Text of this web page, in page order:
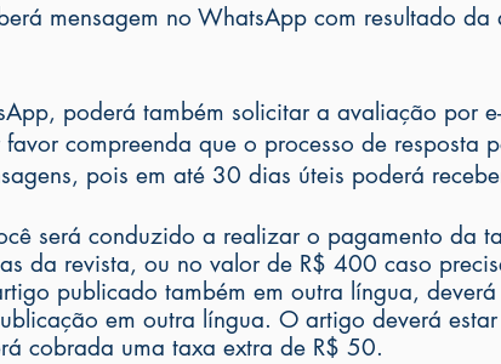
mensagem no WhatsApp com resultado
poderá também solicitar a avaliação por
favor compreenda que o processo de resposta
pois em até 30 dias úteis poderá
será conduzido a realizar o pagamento da
da revista, ou no valor de R$ 400 caso
publicado também em outra língua,
em outra língua. O artigo deverá
cobrada uma taxa extra de R$ 50.